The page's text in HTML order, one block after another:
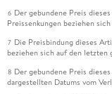
6 Der gebundene Preis
Preissenkungen beziehen
7 Die Preisbindung dieses
beziehen sich auf den letzten
8 Der gebundene Preis
dargestellten Datums vom